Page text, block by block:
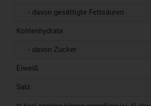
- davon gesättigte Fettsäuren
Kohlenhydrate
- davon Zucker
Eiweiß
Salz